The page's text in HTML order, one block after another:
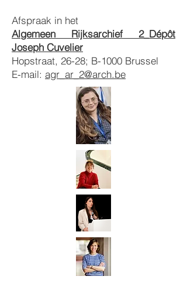
Afspraak in het
Algemeen Rijksarchief 2_Dépôt
Joseph Cuvelier
Hopstraat, 26-28; B-1000 Brussel
E-mail: agr_ar_2@arch.be